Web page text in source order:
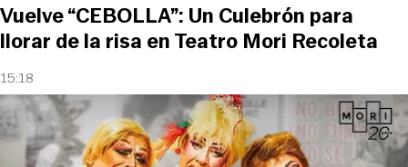
15:18
Vuelve “CEBOLLA”: Un Culebrón para
llorar de la risa en Teatro Mori Recoleta